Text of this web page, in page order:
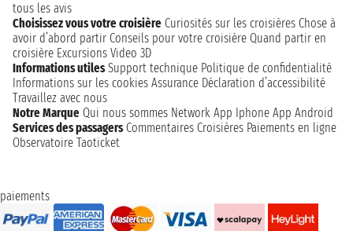
tous les avis
Choisissez vous votre croisière Curiosités sur les croisières Chose à
avoir d’abord partir Conseils pour votre croisière Quand partir en
croisière Excursions Video 3D
Informations utiles Support technique Politique de confidentialité
Informations sur les cookies Assurance Déclaration d’accessibilité
Travaillez avec nous
Notre Marque Qui nous sommes Network App Iphone App Android
Services des passagers Commentaires Croisières Paiements en ligne
Observatoire Taoticket
paiements